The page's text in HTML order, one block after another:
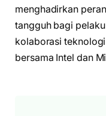
menghadirkan
tangguh bagi
kolaborasi
bersama Intel dan